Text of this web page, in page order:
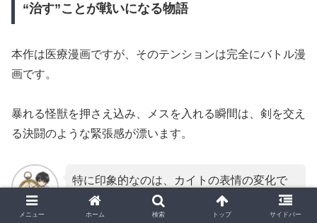
“治す”ことが戦いになる物語
本作は医療漫画ですが、そのテンションは完全にバトル漫
画です。
暴れる怪獣を押さえ込み、メスを入れる瞬間は、剣を交え
る決闘のような緊張感が漂います。
コミック羅針
特に印象的なのは、カイトの表情の変化で
す。
メニュー ホーム 検索 トップ サイドバー